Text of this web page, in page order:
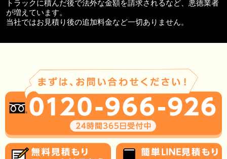
トラックに積んだ後で法外な金額を請求されるなど、悪徳業者
が増えています。
当社ではお見積り後の追加料金など一切ありません。